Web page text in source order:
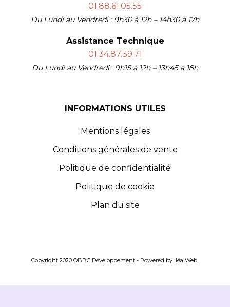
01.88.61.05.55
Du Lundi au Vendredi : 9h30 à 12h – 14h30 à 17h
Assistance Technique
01.34.87.39.71
Du Lundi au Vendredi : 9h15 à 12h – 13h45 à 18h
INFORMATIONS UTILES
Mentions légales
Conditions générales de vente
Politique de confidentialité
Politique de cookie
Plan du site
Copyright 2020 OBBC Développement - Powered by Iléa Web